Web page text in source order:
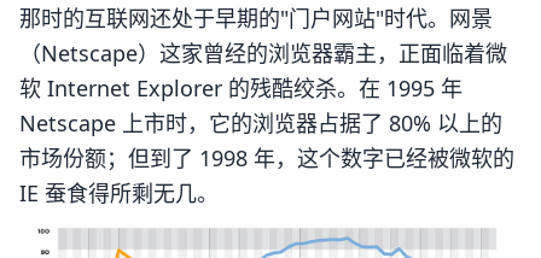
那时的互联网还处于早期的"门户网站"时代。网景
（Netscape）这家曾经的浏览器霸主，正面临着微
软 Internet Explorer 的残酷绞杀。在 1995 年
Netscape 上市时，它的浏览器占据了 80% 以上的
市场份额；但到了 1998 年，这个数字已经被微软的
IE 蚕食得所剩无几。